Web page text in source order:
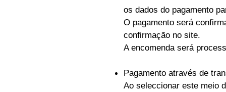
os dados do pagamento
O pagamento será
confirmação no site.
A encomenda será
Pagamento através de
Ao seleccionar este meio